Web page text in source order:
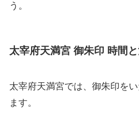
う。
太宰府天満宮 御朱印 時間
太宰府天満宮では、御朱印を
ます。